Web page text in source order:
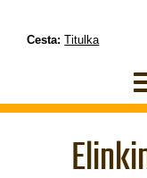
Cesta:Titulka